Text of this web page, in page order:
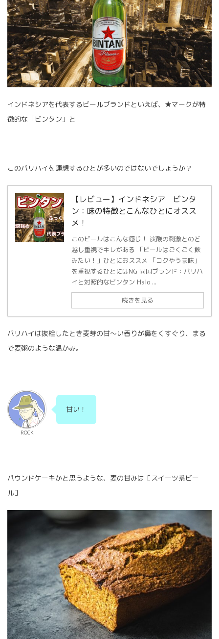
インドネシアを代表するビールブランドといえば、★マークが特
徴的な「ビンタン」と
このバリハイを連想するひとが多いのではないでしょうか？
【レビュー】インドネシア ビンタ
ン：味の特徴とこんなひとにオスス
メ！
このビールはこんな感じ！ 炭酸の刺激とのど
越し重視でキレがある 「ビールはごくごく飲
みたい！」ひとにおススメ 「コクやうま味」
を重視するひとにはNG 同国ブランド：バリハ
イと対照的なビンタン Halo ...
続きを見る
バリハイは抜栓したとき麦芽の甘〜い香りが鼻をくすぐり、まる
で麦粥のような温かみ。
ROCK
甘い！
パウンドケーキかと思うような、麦の甘みは［スイーツ系ビー
ル］